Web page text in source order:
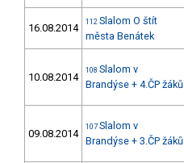
16.08.2014 112 Slalom O štít
města Benátek
10.08.2014
108 Slalom v
Brandýse + 4.ČP žáků
09.08.2014
107 Slalom v
Brandýse + 3.ČP žáků